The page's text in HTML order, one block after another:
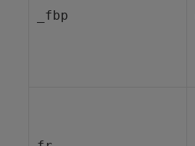
_fbp